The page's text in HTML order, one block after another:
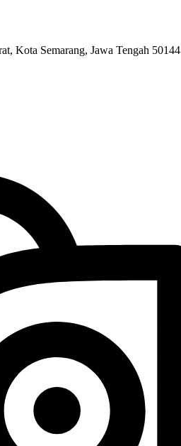
Kota Semarang, Jawa Tengah 50144